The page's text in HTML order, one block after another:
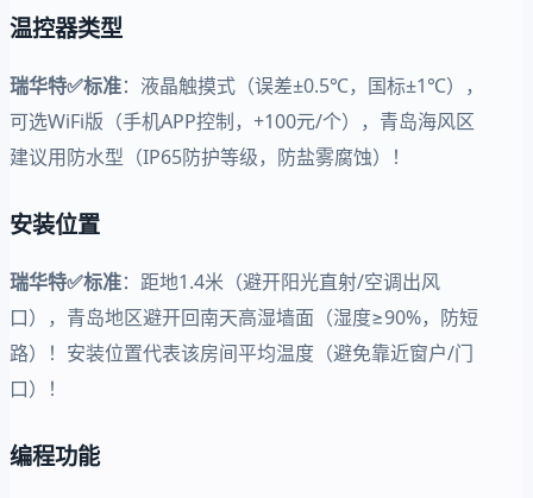
温控器类型
瑞华特✅标准：液晶触摸式（误差±0.5℃，国标±1℃），
可选WiFi版（手机APP控制，+100元/个），青岛海风区
建议用防水型（IP65防护等级，防盐雾腐蚀）！
安装位置
瑞华特✅标准：距地1.4米（避开阳光直射/空调出风
口），青岛地区避开回南天高湿墙面（湿度≥90%，防短
路）！安装位置代表该房间平均温度（避免靠近窗户/门
口）！
编程功能